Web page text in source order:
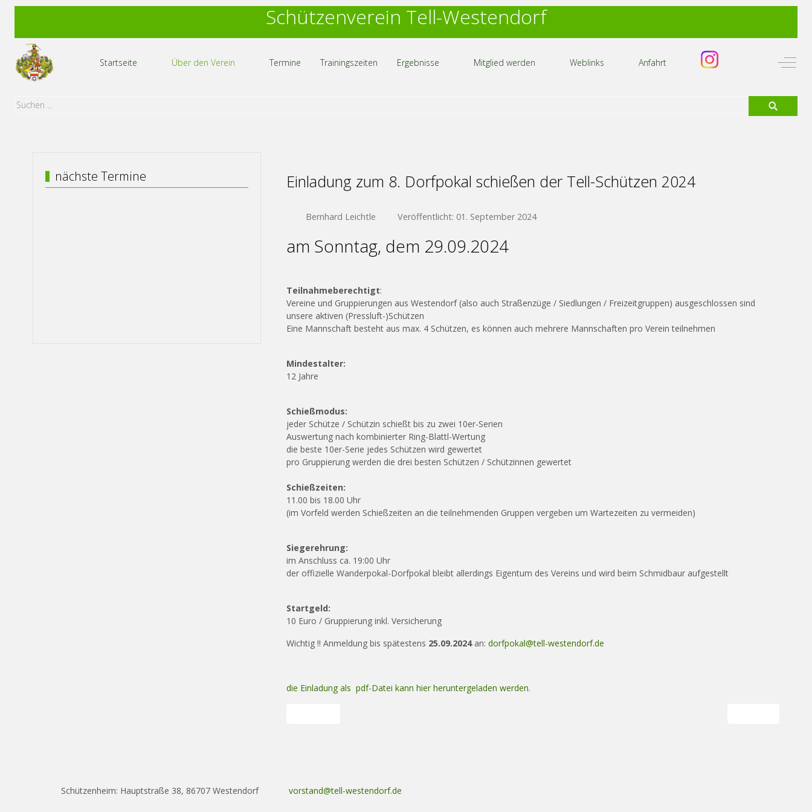
Schützenverein Tell-Westendorf
Startseite Über den Verein Termine Trainingszeiten Ergebnisse Mitglied werden Weblinks Anfahrt Off-
nächste Termine Einladung zum 8. Dorfpokal schießen der Tell-Schützen 2024
Bernhard Leichtle Veröffentlicht: 01. September 2024
am Sonntag, dem 29.09.2024
Teilnahmeberechtigt:
Vereine und Gruppierungen aus Westendorf (also auch Straßenzüge / Siedlungen / Freizeitgruppen) ausgeschlossen sind
unsere aktiven (Pressluft-)Schützen
Eine Mannschaft besteht aus max. 4 Schützen, es können auch mehrere Mannschaften pro Verein teilnehmen
Mindestalter:
12 Jahre
Schießmodus:
jeder Schütze / Schützin schießt bis zu zwei 10er-Serien
Auswertung nach kombinierter Ring-Blattl-Wertung
die beste 10er-Serie jedes Schützen wird gewertet
pro Gruppierung werden die drei besten Schützen / Schützinnen gewertet
Schießzeiten:
11.00 bis 18.00 Uhr
(im Vorfeld werden Schießzeiten an die teilnehmenden Gruppen vergeben um Wartezeiten zu vermeiden)
Siegerehrung:
im Anschluss ca. 19:00 Uhr
der offizielle Wanderpokal-Dorfpokal bleibt allerdings Eigentum des Vereins und wird beim Schmidbaur aufgestellt
Startgeld:
10 Euro / Gruppierung inkl. Versicherung
Wichtig !! Anmeldung bis spätestens 25.09.2024an: dorfpokal@tell-westendorf.de
die Einladung als pdf-Datei kann hier heruntergeladen werden.
Schützenheim: Hauptstraße 38, 86707 Westendorf vorstand@tell-westendorf.de